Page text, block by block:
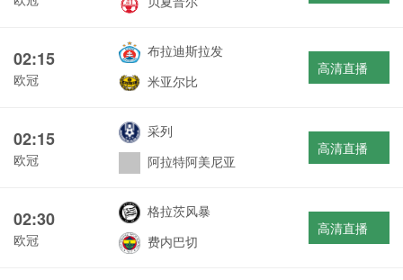
02:15
欧冠
布拉迪斯拉发
米亚尔比
高清直播
02:15
欧冠
采列
阿拉特阿美尼亚
高清直播
02:30
欧冠
格拉茨风暴
费内巴切
高清直播